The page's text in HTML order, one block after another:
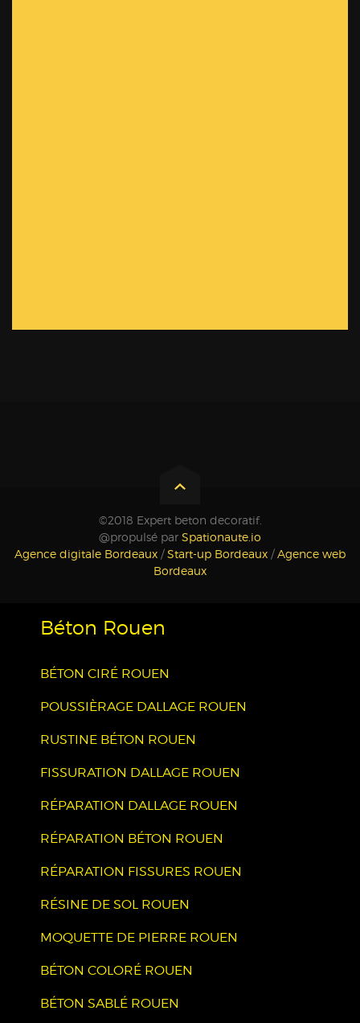
©2018 Expert beton decoratif.
@propulsé par Spationaute.io
Agence digitale Bordeaux /Start-up Bordeaux /Agence web
Bordeaux
Béton Rouen
BÉTON CIRÉ ROUEN
POUSSIÈRAGE DALLAGE ROUEN
RUSTINE BÉTON ROUEN
FISSURATION DALLAGE ROUEN
RÉPARATION DALLAGE ROUEN
RÉPARATION BÉTON ROUEN
RÉPARATION FISSURES ROUEN
RÉSINE DE SOL ROUEN
MOQUETTE DE PIERRE ROUEN
BÉTON COLORÉ ROUEN
BÉTON SABLÉ ROUEN